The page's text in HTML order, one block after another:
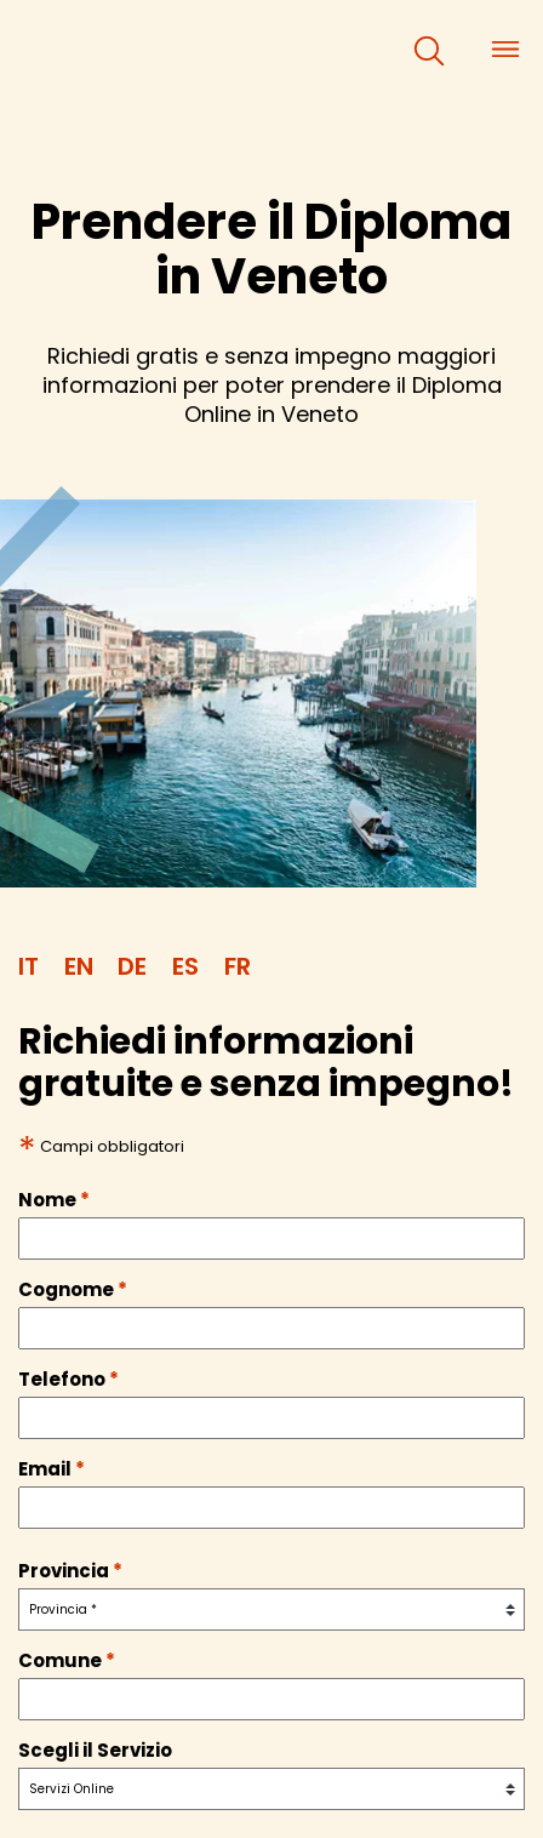
×
×
Prendere il Diploma
in Veneto
Richiedi gratis e senza impegno maggiori
informazioni per poter prendere il Diploma
Online in Veneto
IT EN DE ES FR
Richiedi informazioni
gratuite e senza impegno!
* Campi obbligatori
Nome*
Cognome*
Telefono*
Email *
Provincia *
Comune*
Scegli il Servizio